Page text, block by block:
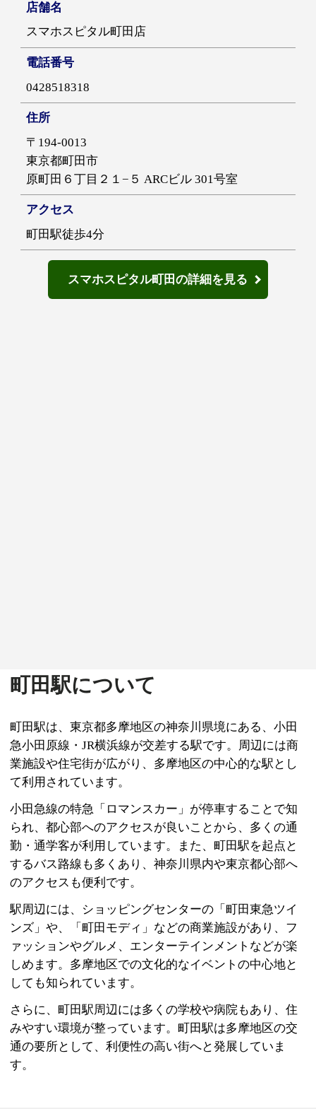
店舗名
スマホスピタル町田店
電話番号
0428518318
住所
〒194-0013
東京都町田市
原町田６丁目２１−５ ARCビル 301号室
アクセス
町田駅徒歩4分
スマホスピタル町田の詳細を見る
町田駅について
町田駅は、東京都多摩地区の神奈川県境にある、小田
急小田原線・JR横浜線が交差する駅です。周辺には商
業施設や住宅街が広がり、多摩地区の中心的な駅とし
て利用されています。
小田急線の特急「ロマンスカー」が停車することで知
られ、都心部へのアクセスが良いことから、多くの通
勤・通学客が利用しています。また、町田駅を起点と
するバス路線も多くあり、神奈川県内や東京都心部へ
のアクセスも便利です。
駅周辺には、ショッピングセンターの「町田東急ツイ
ンズ」や、「町田モディ」などの商業施設があり、フ
ァッションやグルメ、エンターテインメントなどが楽
しめます。多摩地区での文化的なイベントの中心地と
しても知られています。
さらに、町田駅周辺には多くの学校や病院もあり、住
みやすい環境が整っています。町田駅は多摩地区の交
通の要所として、利便性の高い街へと発展していま
す。